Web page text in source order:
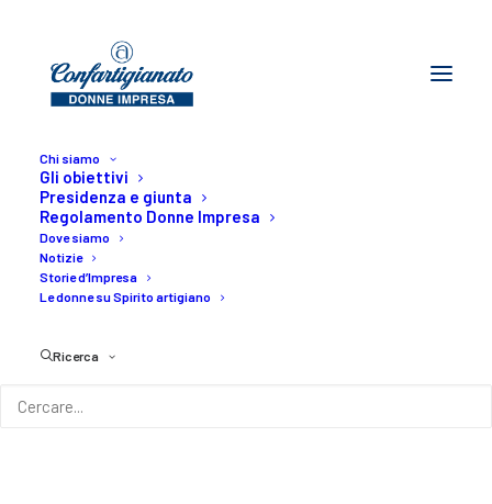
Chi siamo
Gli obiettivi
Presidenza e giunta
Regolamento Donne Impresa
Dove siamo
Notizie
Storie d’Impresa
Le donne su Spirito artigiano
Ricerca
Home